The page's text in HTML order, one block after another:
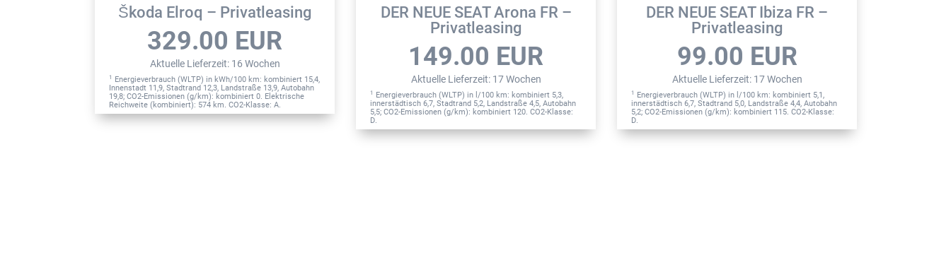
Škoda Elroq – Privatleasing
329.00 EUR
Aktuelle Lieferzeit: 16 Wochen
1 Energieverbrauch (WLTP) in kWh/100 km: kombiniert 15,4,
Innenstadt 11,9, Stadtrand 12,3, Landstraße 13,9, Autobahn
19,8; CO2-Emissionen (g/km): kombiniert 0. Elektrische
Reichweite (kombiniert): 574 km. CO2-Klasse: A.
DER NEUE SEAT Arona FR –
Privatleasing
149.00 EUR
Aktuelle Lieferzeit: 17 Wochen
1 Energieverbrauch (WLTP) in l/100 km: kombiniert 5,3,
innerstädtisch 6,7, Stadtrand 5,2, Landstraße 4,5, Autobahn
5,5; CO2-Emissionen (g/km): kombiniert 120. CO2-Klasse:
D.
DER NEUE SEAT Ibiza FR –
Privatleasing
99.00 EUR
Aktuelle Lieferzeit: 17 Wochen
1 Energieverbrauch (WLTP) in l/100 km: kombiniert 5,1,
innerstädtisch 6,7, Stadtrand 5,0, Landstraße 4,4, Autobahn
5,2; CO2-Emissionen (g/km): kombiniert 115. CO2-Klasse:
D.